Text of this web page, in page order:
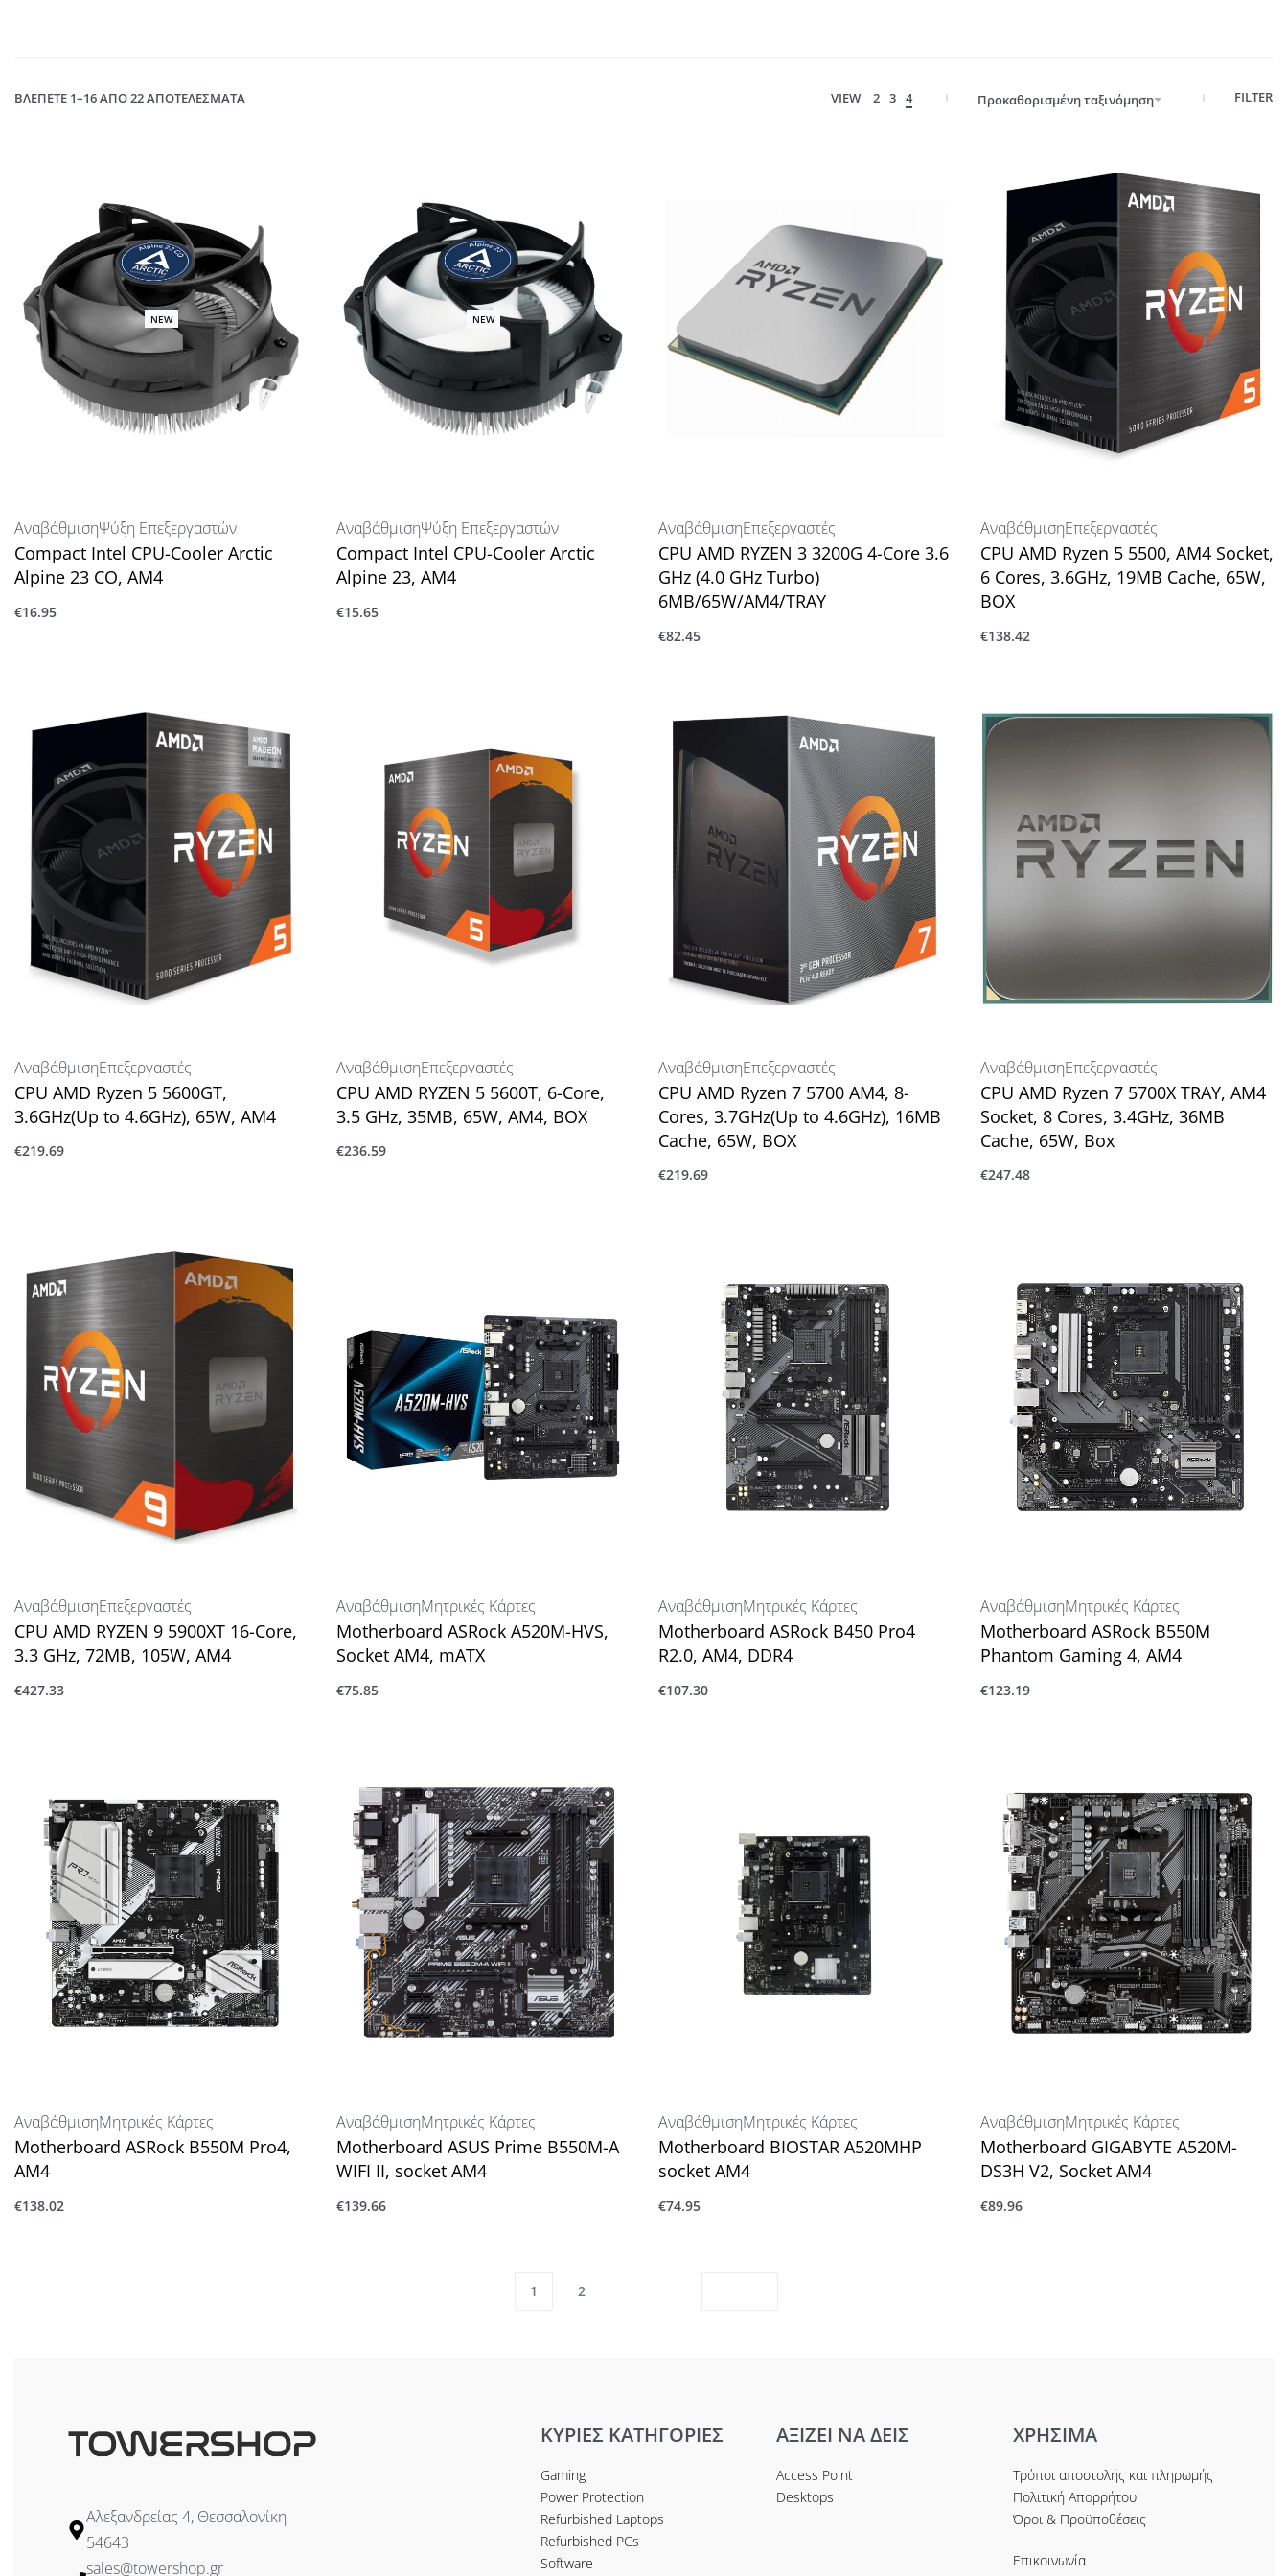
ΒΛΈΠΕΤΕ 1–16 ΑΠΌ 22 ΑΠΟΤΕΛΈΣΜΑΤΑ VIEW 2 3 4 Προκαθορισμένη ταξινόμηση FILTER
NEW
ΑναβάθμισηΨύξη Επεξεργαστών
Compact Intel CPU-Cooler Arctic
Alpine 23 CO, AM4
€16.95
NEW
ΑναβάθμισηΨύξη Επεξεργαστών
Compact Intel CPU-Cooler Arctic
Alpine 23, AM4
€15.65
ΑναβάθμισηΕπεξεργαστές
CPU AMD RYZEN 3 3200G 4-Core 3.6
GHz (4.0 GHz Turbo)
6MB/65W/AM4/TRAY
€82.45
ΑναβάθμισηΕπεξεργαστές
CPU AMD Ryzen 5 5500, AM4 Socket,
6 Cores, 3.6GHz, 19MB Cache, 65W,
BOX
€138.42
ΑναβάθμισηΕπεξεργαστές
CPU AMD Ryzen 5 5600GT,
3.6GHz(Up to 4.6GHz), 65W, AM4
€219.69
ΑναβάθμισηΕπεξεργαστές
CPU AMD RYZEN 5 5600T, 6-Core,
3.5 GHz, 35MB, 65W, AM4, BOX
€236.59
ΑναβάθμισηΕπεξεργαστές
CPU AMD Ryzen 7 5700 AM4, 8-
Cores, 3.7GHz(Up to 4.6GHz), 16MB
Cache, 65W, BOX
€219.69
ΑναβάθμισηΕπεξεργαστές
CPU AMD Ryzen 7 5700X TRAY, AM4
Socket, 8 Cores, 3.4GHz, 36MB
Cache, 65W, Box
€247.48
ΑναβάθμισηΕπεξεργαστές
CPU AMD RYZEN 9 5900XT 16-Core,
3.3 GHz, 72MB, 105W, AM4
€427.33
ΑναβάθμισηΜητρικές Κάρτες
Motherboard ASRock A520M-HVS,
Socket AM4, mATX
€75.85
ΑναβάθμισηΜητρικές Κάρτες
Motherboard ASRock B450 Pro4
R2.0, AM4, DDR4
€107.30
ΑναβάθμισηΜητρικές Κάρτες
Motherboard ASRock B550M
Phantom Gaming 4, AM4
€123.19
ΑναβάθμισηΜητρικές Κάρτες
Motherboard ASRock B550M Pro4,
AM4
€138.02
ΑναβάθμισηΜητρικές Κάρτες
Motherboard ASUS Prime B550M-A
WIFI II, socket AM4
€139.66
ΑναβάθμισηΜητρικές Κάρτες
Motherboard BIOSTAR A520MHP
socket AM4
€74.95
ΑναβάθμισηΜητρικές Κάρτες
Motherboard GIGABYTE A520M-
DS3H V2, Socket AM4
€89.96
1 2
Αλεξανδρείας 4, Θεσσαλονίκη
54643
sales@towershop.gr
ΚΥΡΙΕΣ ΚΑΤΗΓΟΡΙΕΣ
Gaming
Power Protection
Refurbished Laptops
Refurbished PCs
Software
ΑΞΙΖΕΙ ΝΑ ΔΕΙΣ
Access Point
Desktops
ΧΡΗΣΙΜΑ
Τρόποι αποστολής και πληρωμής
Πολιτική Απορρήτου
Όροι & Προϋποθέσεις
Επικοινωνία